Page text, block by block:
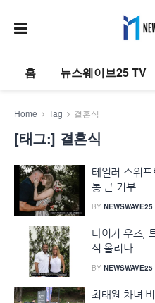
홈 뉴스웨이브25 TV
Home Tag 결혼식
[태그:] 결혼식
테일러 스위
통 큰 기부
BY NEWSWAVE25
타이거 우즈,
식 올리나
BY NEWSWAVE25
최태원 차녀